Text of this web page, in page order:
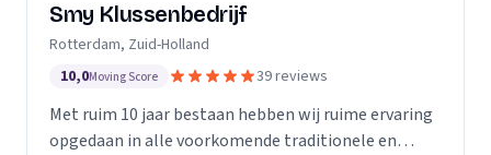
Smy Klussenbedrijf
Rotterdam, Zuid-Holland
10,0Moving Score 39 reviews
Met ruim 10 jaar bestaan hebben wij ruime ervaring
opgedaan in alle voorkomende traditionele en